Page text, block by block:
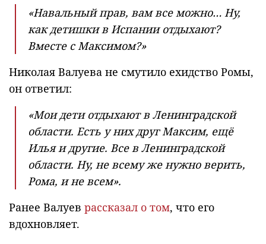
«Навальный прав, вам все можно… Ну,
как детишки в Испании отдыхают?
Вместе с Максимом?»
Николая Валуева не смутило ехидство Ромы,
он ответил:
«Мои дети отдыхают в Ленинградской
области. Есть у них друг Максим, ещё
Илья и другие. Все в Ленинградской
области. Ну, не всему же нужно верить,
Рома, и не всем».
Ранее Валуев рассказал о том, что его
вдохновляет.